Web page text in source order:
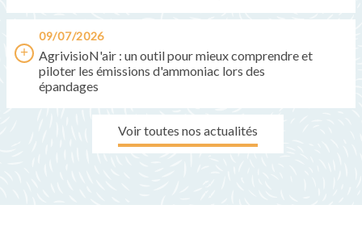
09/07/2026
AgrivisioN'air : un outil pour mieux comprendre et
piloter les émissions d'ammoniac lors des
épandages
Voir toutes nos actualités